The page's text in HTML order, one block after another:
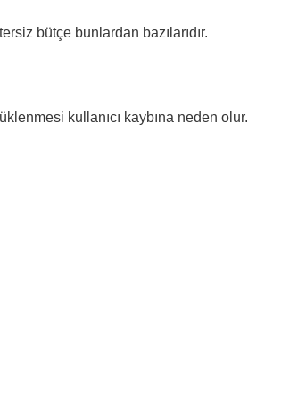
bütçe bunlardan bazılarıdır.
kullanıcı kaybına neden olur.